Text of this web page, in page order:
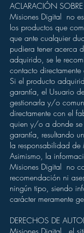
ACLARACIÓN
Misiones Digital no
los productos que
que ante cualquier
pudiera tener acerca
adquirido, se le
contacto
Si el producto
garantía, el Usuario
gestionarla y/o
directamente con el
quien y/o a donde se
garantía, resultando
la responsabilidad de
Asimismo, la
Misiones Digital no
recomendación ni
ningún tipo, siendo
carácter meramente
DERECHOS DE